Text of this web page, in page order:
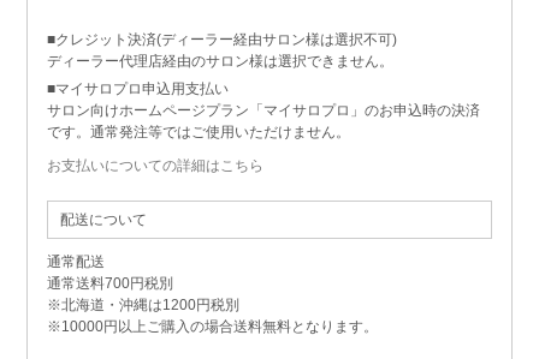
■クレジット決済(ディーラー経由サロン様は選択不可)
ディーラー代理店経由のサロン様は選択できません。
■マイサロプロ申込用支払い
サロン向けホームページプラン「マイサロプロ」のお申込時の決済
です。通常発注等ではご使用いただけません。
お支払いについての詳細はこちら
配送について
通常配送
通常送料700円税別
※北海道・沖縄は1200円税別
※10000円以上ご購入の場合送料無料となります。